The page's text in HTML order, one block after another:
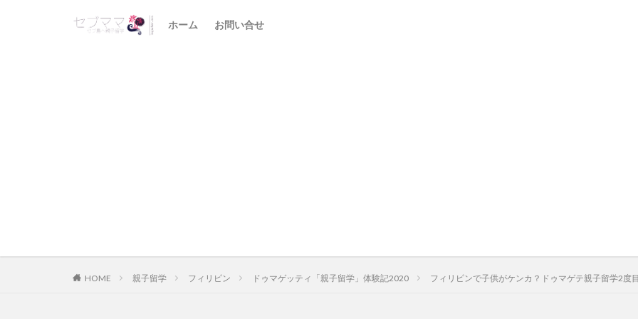
ホーム お問い合せ
HOME 親子留学 フィリピン ドゥマゲッティ「親子留学」体験記2020 フィリピンで子供がケンカ？ドゥマゲテ親子留学2度